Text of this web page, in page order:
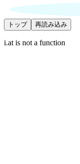
トップ 再読み込み
i.at is not a function